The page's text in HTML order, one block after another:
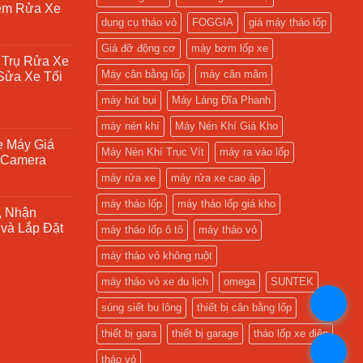
Rửa Xe
Rửa Xe
Xe Tối
Máy Giá
Nhận
Lắp Đặt
dụng cụ tháo vỏ FOGGIA giá máy tháo lốp
Giá đỡ động cơ máy bơm lốp xe
Máy cân bằng lốp máy cân mâm
máy hút bụi Máy Láng Đĩa Phanh
máy nén khí Máy Nén Khí Giá Kho
Máy Nén Khí Trục Vít máy ra vào lốp
máy rửa xe máy rửa xe cao áp
máy tháo lốp máy tháo lốp giá kho
máy tháo lốp ô tô máy tháo vỏ
máy tháo vỏ không ruột
máy tháo vỏ xe du lịch omega SUNTEK
súng siết bu lông thiết bị cân bằng lốp
thiết bị gara thiết bị garage tháo lốp xe điện
tháo vỏ